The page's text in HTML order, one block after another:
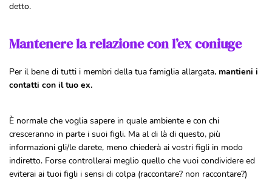
detto.
Mantenere la relazione con l’ex coniuge
Per il bene di tutti i membri della tua famiglia allargata, mantieni i
contatti con il tuo ex.
È normale che voglia sapere in quale ambiente e con chi
cresceranno in parte i suoi figli. Ma al di là di questo, più
informazioni gli/le darete, meno chiederà ai vostri figli in modo
indiretto. Forse controllerai meglio quello che vuoi condividere ed
eviterai ai tuoi figli i sensi di colpa (raccontare? non raccontare?)